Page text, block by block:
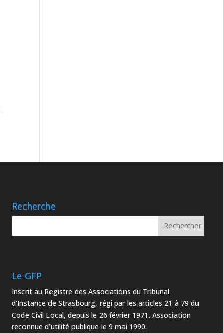
Recherche
Le GFP
Inscrit au Registre des Associations du Tribunal
d’Instance de Strasbourg, régi par les articles 21 à 79 du
Code Civil Local, depuis le 26 février 1971. Association
reconnue d’utilité publique le 9 mai 1990.